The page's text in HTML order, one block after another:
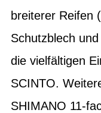
breiterer Reifen
Schutzblech
die vielfältigen
SCINTO.
SHIMANO 11-